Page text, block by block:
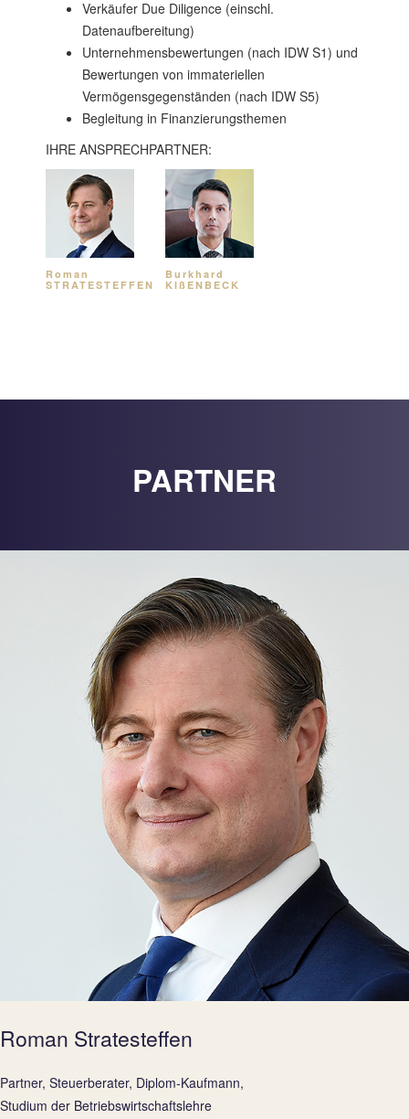
Verkäufer Due Diligence (einschl.
Datenaufbereitung)
Unternehmensbewertungen (nach IDW S1) und
Bewertungen von immateriellen
Vermögensgegenständen (nach IDW S5)
Begleitung in Finanzierungsthemen
IHRE ANSPRECHPARTNER:
Roman
STRATESTEFFEN
Burkhard
KIßENBECK
PARTNER
Roman Stratesteffen
Partner, Steuerberater, Diplom-Kaufmann,
Studium der Betriebswirtschaftslehre